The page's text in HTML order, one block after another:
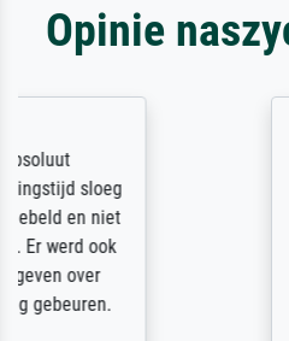
Opinie
Sehr gute Qualität des
des Rahmens! Unser
sorgfältig und sicher
unbeschadet bei uns
unser letzter
Dank!